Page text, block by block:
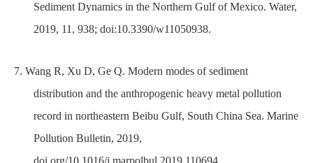
Sediment Dynamics in the Northern Gulf of Mexico. Water,
2019, 11, 938; doi:10.3390/w11050938.
7. Wang R, Xu D, Ge Q. Modern modes of sediment
distribution and the anthropogenic heavy metal pollution
record in northeastern Beibu Gulf, South China Sea. Marine
Pollution Bulletin, 2019,